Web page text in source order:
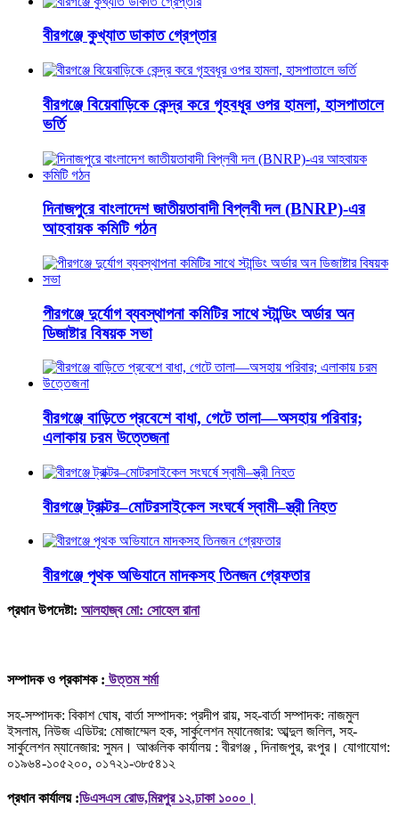
বীরগঞ্জে কুখ্যাত ডাকাত গ্রেপ্তার
বীরগঞ্জে বিয়েবাড়িকে কেন্দ্র করে গৃহবধূর ওপর হামলা, হাসপাতালে
ভর্তি
দিনাজপুরে বাংলাদেশ জাতীয়তাবাদী বিপ্লবী দল (BNRP)-এর
আহবায়ক কমিটি গঠন
পীরগঞ্জে দুর্যোগ ব্যবস্থাপনা কমিটির সাথে স্টান্ডিং অর্ডার অন
ডিজাষ্টার বিষয়ক সভা
বীরগঞ্জে বাড়িতে প্রবেশে বাধা, গেটে তালা—অসহায় পরিবার;
এলাকায় চরম উত্তেজনা
বীরগঞ্জে ট্রাক্টর–মোটরসাইকেল সংঘর্ষে স্বামী–স্ত্রী নিহত
বীরগঞ্জে পৃথক অভিযানে মাদকসহ তিনজন গ্রেফতার
প্রধান উপদেষ্টা: আলহাজ্ব মো: সোহেল রানা
সম্পাদক ও প্রকাশক : উত্তম শর্মা
সহ-সম্পাদক: বিকাশ ঘোষ, বার্তা সম্পাদক: প্রদীপ রায়, সহ-বার্তা সম্পাদক: নাজমুল
ইসলাম, নিউজ এডিটর: মোজাম্মেল হক, সার্কুলেশন ম্যানেজার: আব্দুল জলিল, সহ-
সার্কুলেশন ম্যানেজার: সুমন। আঞ্চলিক কার্যালয় : বীরগঞ্জ , দিনাজপুর, রংপুর। যোগাযোগ:
০১৯৬৪-১০৫২০০, ০১৭২১-৩৮৫৪১২
প্রধান কার্যালয় :ডিএসএস রোড,মিরপুর ১২,ঢাকা ১০০০।